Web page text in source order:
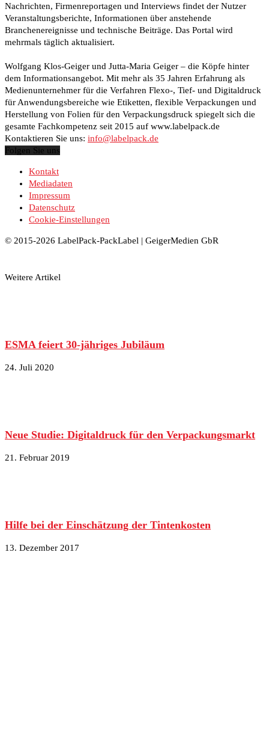
Nachrichten, Firmenreportagen und Interviews findet der Nutzer
Veranstaltungsberichte, Informationen über anstehende
Branchenereignisse und technische Beiträge. Das Portal wird
mehrmals täglich aktualisiert.
Wolfgang Klos-Geiger und Jutta-Maria Geiger – die Köpfe hinter
dem Informationsangebot. Mit mehr als 35 Jahren Erfahrung als
Medienunternehmer für die Verfahren Flexo-, Tief- und Digitaldruck
für Anwendungsbereiche wie Etiketten, flexible Verpackungen und
Herstellung von Folien für den Verpackungsdruck spiegelt sich die
gesamte Fachkompetenz seit 2015 auf www.labelpack.de
Kontaktieren Sie uns: info@labelpack.de
Folgen Sie uns
Kontakt
Mediadaten
Impressum
Datenschutz
Cookie-Einstellungen
© 2015-2026 LabelPack-PackLabel | GeigerMedien GbR
Weitere Artikel
ESMA feiert 30-jähriges Jubiläum
24. Juli 2020
Neue Studie: Digitaldruck für den Verpackungsmarkt
21. Februar 2019
Hilfe bei der Einschätzung der Tintenkosten
13. Dezember 2017